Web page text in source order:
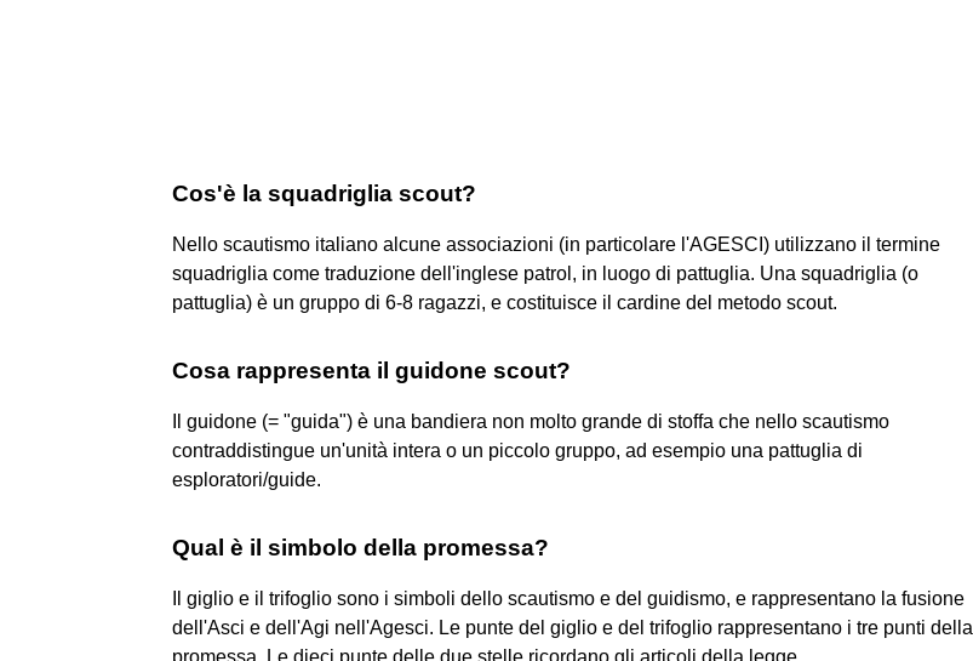
Cos'è la squadriglia scout?
Nello scautismo italiano alcune associazioni (in particolare l'AGESCI) utilizzano il termine
squadriglia come traduzione dell'inglese patrol, in luogo di pattuglia. Una squadriglia (o
pattuglia) è un gruppo di 6-8 ragazzi, e costituisce il cardine del metodo scout.
Cosa rappresenta il guidone scout?
Il guidone (= "guida") è una bandiera non molto grande di stoffa che nello scautismo
contraddistingue un'unità intera o un piccolo gruppo, ad esempio una pattuglia di
esploratori/guide.
Qual è il simbolo della promessa?
Il giglio e il trifoglio sono i simboli dello scautismo e del guidismo, e rappresentano la fusione
dell'Asci e dell'Agi nell'Agesci. Le punte del giglio e del trifoglio rappresentano i tre punti della
promessa. Le dieci punte delle due stelle ricordano gli articoli della legge.